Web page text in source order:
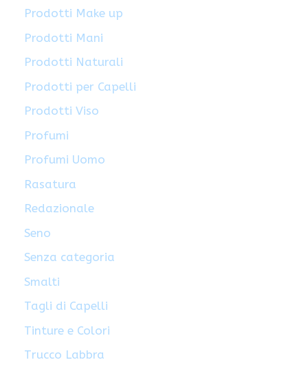
Prodotti Make up
Prodotti Mani
Prodotti Naturali
Prodotti per Capelli
Prodotti Viso
Profumi
Profumi Uomo
Rasatura
Redazionale
Seno
Senza categoria
Smalti
Tagli di Capelli
Tinture e Colori
Trucco Labbra